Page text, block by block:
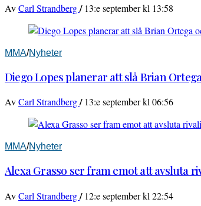
AvCarl Strandberg/ 13:e september kl 13:58
MMA/Nyheter
Diego Lopes planerar att slå Brian
AvCarl Strandberg/ 13:e september kl 06:56
MMA/Nyheter
Alexa Grasso ser fram emot att avsluta
AvCarl Strandberg/ 12:e september kl 22:54